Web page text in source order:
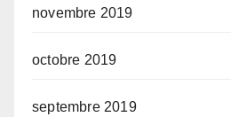
novembre 2019
octobre 2019
septembre 2019